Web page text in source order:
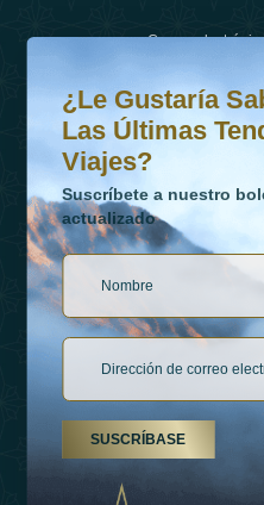
Correo
Número de
Tipos De
¿Le gustaría saber más
Suscríbete a nuestro
¿Le Gustaría
Las Últimas
Viajes?
Suscríbete a nuestro
actualizado
SUSCRÍBASE